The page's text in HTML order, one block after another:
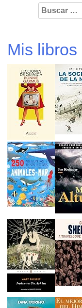
Buscar:
Mis libros